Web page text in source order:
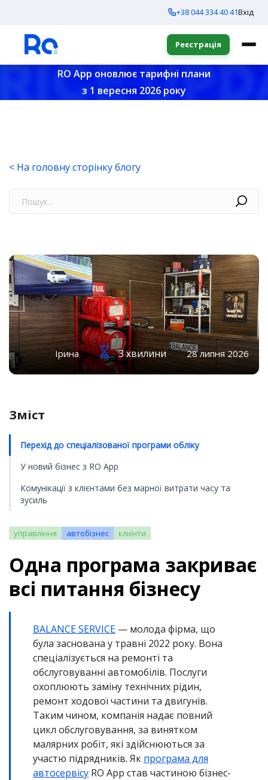
+38 044 334 40 41Вхід
Реєстрація
RO App оновлює тарифні плани
з 1 вересня 2026 року
< На головну сторінку блогу
Ірина 3 хвилини 28 липня 2026
Зміст
Перехід до спеціалізованої програми обліку
У новий бізнес з RO App
Комунікації з клієнтами без марної витрати часу та
зусиль
управління автобізнес клієнти
Одна програма закриває
всі питання бізнесу
BALANCE SERVICE — молода фірма, що
була заснована у травні 2022 року. Вона
спеціалізується на ремонті та
обслуговуванні автомобілів. Послуги
охоплюють заміну технічних рідин,
ремонт ходової частини та двигунів.
Таким чином, компанія надає повний
цикл обслуговування, за винятком
малярних робіт, які здійснюються за
участю підрядників. Як програма для
автосервісу RO App став частиною бізнес-